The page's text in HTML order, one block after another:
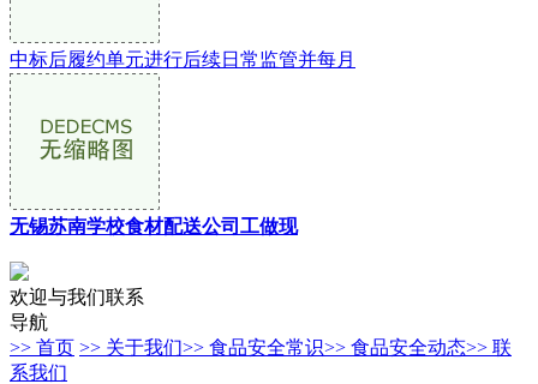
中标后履约单元进行后续日常监管并每月
无锡苏南学校食材配送公司工做现
欢迎与我们联系
导航
>> 首页 >> 关于我们>> 食品安全常识>> 食品安全动态>> 联
系我们